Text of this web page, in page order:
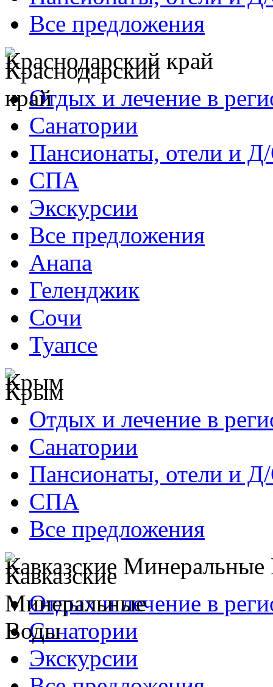
Все предложения
Краснодарский край
Отдых и лечение в
Санатории
Пансионаты, отели и
СПА
Экскурсии
Все предложения
Анапа
Геленджик
Сочи
Туапсе
Крым
Отдых и лечение в
Санатории
Пансионаты, отели и
СПА
Все предложения
Кавказские
Отдых и лечение в
Санатории
Экскурсии